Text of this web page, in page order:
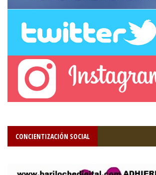
CONCIENTIZACIÓN SOCIAL